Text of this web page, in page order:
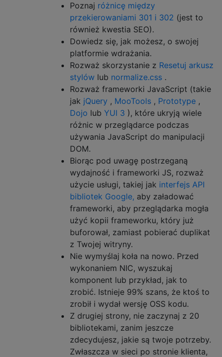
Poznaj różnicę między
przekierowaniami 301 i 302 (jest to
również kwestia SEO).
Dowiedz się, jak możesz, o swojej
platformie wdrażania.
Rozważ skorzystanie z Resetuj arkusz
stylów lub normalize.css .
Rozważ frameworki JavaScript (takie
jak jQuery , MooTools , Prototype ,
Dojo lub YUI 3 ), które ukryją wiele
różnic w przeglądarce podczas
używania JavaScript do manipulacji
DOM.
Biorąc pod uwagę postrzeganą
wydajność i frameworki JS, rozważ
użycie usługi, takiej jak interfejs API
bibliotek Google, aby załadować
frameworki, aby przeglądarka mogła
użyć kopii frameworku, który już
buforował, zamiast pobierać duplikat
z Twojej witryny.
Nie wymyślaj koła na nowo. Przed
wykonaniem NIC, wyszukaj
komponent lub przykład, jak to
zrobić. Istnieje 99% szans, że ktoś to
zrobił i wydał wersję OSS kodu.
Z drugiej strony, nie zaczynaj z 20
bibliotekami, zanim jeszcze
zdecydujesz, jakie są twoje potrzeby.
Zwłaszcza w sieci po stronie klienta,